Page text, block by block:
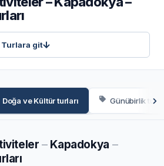
Turlara git
Doğa ve Kültür turları Günübirlik tur
–Kapadokya –